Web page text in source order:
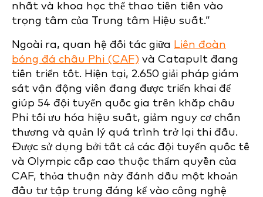
nhất và khoa học thể thao tiên tiến vào
trọng tâm của Trung tâm Hiệu suất.”
Ngoài ra, quan hệ đối tác giữa Liên đoàn
bóng đá châu Phi (CAF) và Catapult đang
tiến triển tốt. Hiện tại, 2.650 giải pháp giám
sát vận động viên đang được triển khai để
giúp 54 đội tuyển quốc gia trên khắp châu
Phi tối ưu hóa hiệu suất, giảm nguy cơ chấn
thương và quản lý quá trình trở lại thi đấu.
Được sử dụng bởi tất cả các đội tuyển quốc tế
và Olympic cấp cao thuộc thẩm quyền của
CAF, thỏa thuận này đánh dấu một khoản
đầu tư tập trung đáng kể vào công nghệ